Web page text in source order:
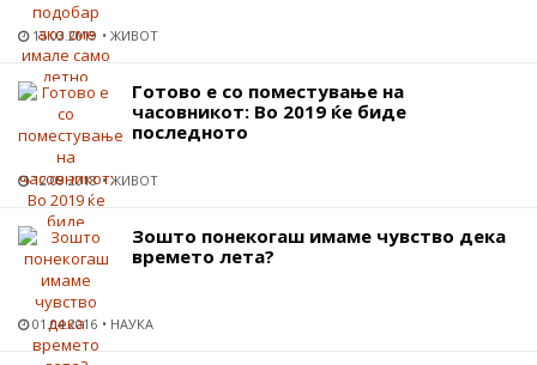
15.03.2019 ЖИВОТ
Готово е со поместување на
часовникот: Во 2019 ќе биде
последното
12.09.2018 ЖИВОТ
Зошто понекогаш имаме чувство дека
времето лета?
01.04.2016 НАУКА